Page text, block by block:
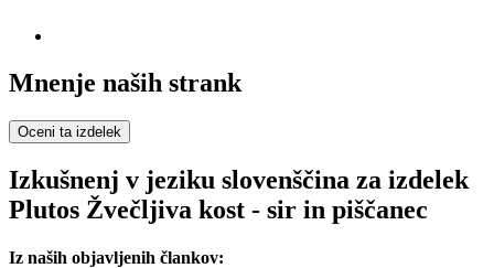
Mnenje naših strank
Oceni ta izdelek
Izkušnenj v jeziku slovenščina za izdelek
Plutos Žvečljiva kost - sir in piščanec
Iz naših objavljenih člankov: